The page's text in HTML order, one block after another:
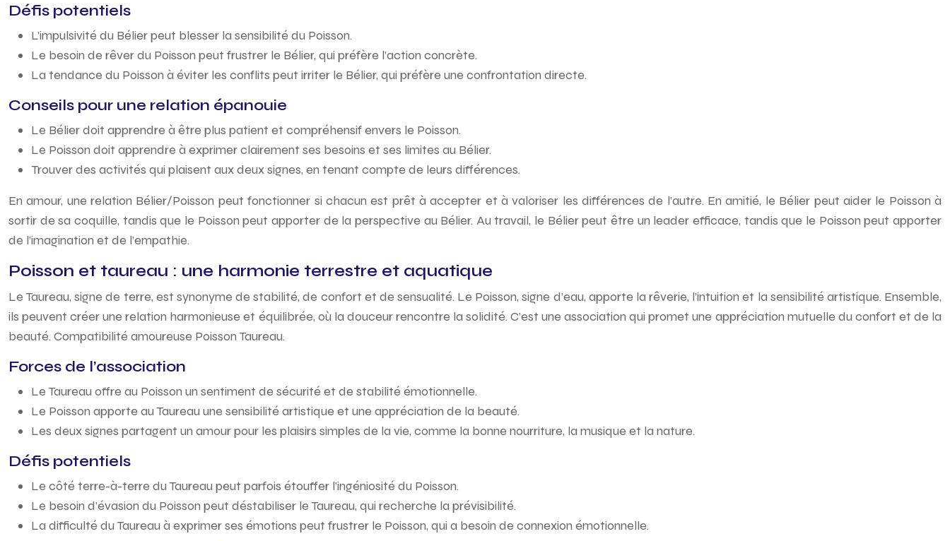
Défis potentiels
L’impulsivité du Bélier peut blesser la sensibilité du Poisson.
Le besoin de rêver du Poisson peut frustrer le Bélier, qui préfère l’action concrète.
La tendance du Poisson à éviter les conflits peut irriter le Bélier, qui préfère une confrontation directe.
Conseils pour une relation épanouie
Le Bélier doit apprendre à être plus patient et compréhensif envers le Poisson.
Le Poisson doit apprendre à exprimer clairement ses besoins et ses limites au Bélier.
Trouver des activités qui plaisent aux deux signes, en tenant compte de leurs différences.
En amour, une relation Bélier/Poisson peut fonctionner si chacun est prêt à accepter et à valoriser les différences de l’autre. En amitié, le Bélier peut aider le Poisson à
sortir de sa coquille, tandis que le Poisson peut apporter de la perspective au Bélier. Au travail, le Bélier peut être un leader efficace, tandis que le Poisson peut apporter
de l’imagination et de l’empathie.
Poisson et taureau : une harmonie terrestre et aquatique
Le Taureau, signe de terre, est synonyme de stabilité, de confort et de sensualité. Le Poisson, signe d’eau, apporte la rêverie, l’intuition et la sensibilité artistique. Ensemble,
ils peuvent créer une relation harmonieuse et équilibrée, où la douceur rencontre la solidité. C’est une association qui promet une appréciation mutuelle du confort et de la
beauté. Compatibilité amoureuse Poisson Taureau.
Forces de l’association
Le Taureau offre au Poisson un sentiment de sécurité et de stabilité émotionnelle.
Le Poisson apporte au Taureau une sensibilité artistique et une appréciation de la beauté.
Les deux signes partagent un amour pour les plaisirs simples de la vie, comme la bonne nourriture, la musique et la nature.
Défis potentiels
Le côté terre-à-terre du Taureau peut parfois étouffer l’ingéniosité du Poisson.
Le besoin d’évasion du Poisson peut déstabiliser le Taureau, qui recherche la prévisibilité.
La difficulté du Taureau à exprimer ses émotions peut frustrer le Poisson, qui a besoin de connexion émotionnelle.